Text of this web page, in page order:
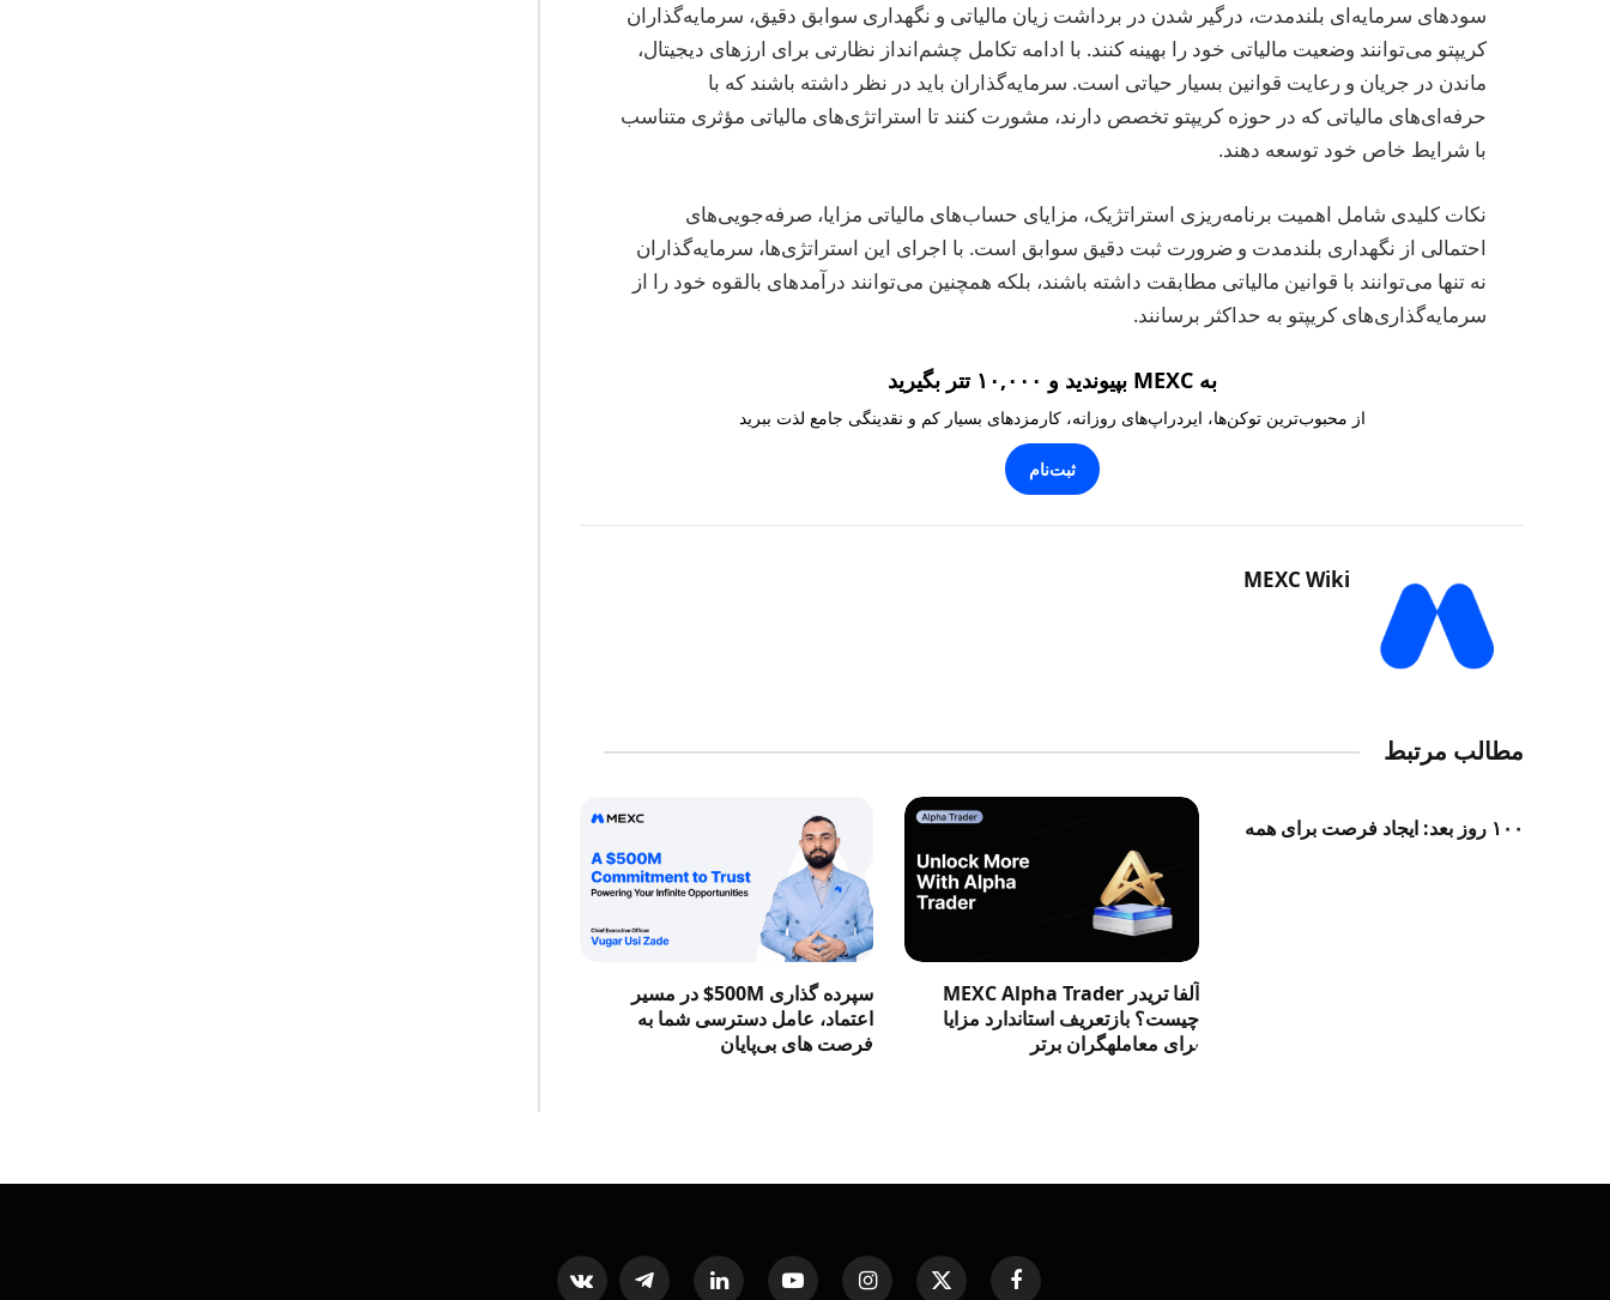
سودهای سرمایه‌ای بلندمدت، درگیر شدن در برداشت زیان مالیاتی و نگهداری سوابق دقیق، سرمایه‌گذاران
کریپتو می‌توانند وضعیت مالیاتی خود را بهینه کنند. با ادامه تکامل چشم‌انداز نظارتی برای ارزهای دیجیتال،
ماندن در جریان و رعایت قوانین بسیار حیاتی است. سرمایه‌گذاران باید در نظر داشته باشند که با
حرفه‌ای‌های مالیاتی که در حوزه کریپتو تخصص دارند، مشورت کنند تا استراتژی‌های مالیاتی مؤثری متناسب
با شرایط خاص خود توسعه دهند.
نکات کلیدی شامل اهمیت برنامه‌ریزی استراتژیک، مزایای حساب‌های مالیاتی مزایا، صرفه‌جویی‌های
احتمالی از نگهداری بلندمدت و ضرورت ثبت دقیق سوابق است. با اجرای این استراتژی‌ها، سرمایه‌گذاران
نه تنها می‌توانند با قوانین مالیاتی مطابقت داشته باشند، بلکه همچنین می‌توانند درآمدهای بالقوه خود را از
سرمایه‌گذاری‌های کریپتو به حداکثر برسانند.
به MEXC بپیوندید و ۱۰,۰۰۰ تتر بگیرید
از محبوب‌ترین توکن‌ها، ایردراپ‌های روزانه، کارمزدهای بسیار کم و نقدینگی جامع لذت ببرید
ثبت‌نام
MEXC Wiki
مطالب مرتبط
۱۰۰ روز بعد: ایجاد فرصت برای همه
آلفا تریدر MEXC Alpha Trader
چیست؟ بازتعریف استاندارد مزایا
برای معاملهگران برتر
سپرده گذاری 500M$ در مسیر
اعتماد، عامل دسترسی شما به
فرصت‌ های بی‌پایان
Facebook
X
Instagram
YouTube
LinkedIn
Telegram
VKontakte